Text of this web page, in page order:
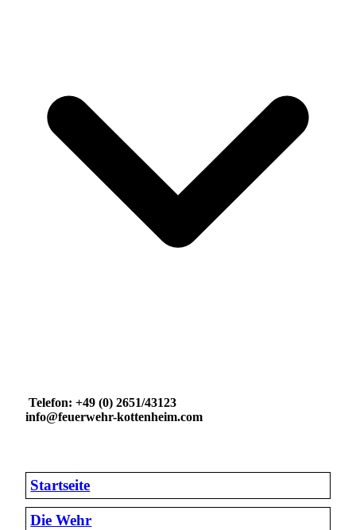
Telefon: +49 (0) 2651/43123
info@feuerwehr-kottenheim.com
Startseite
Die Wehr